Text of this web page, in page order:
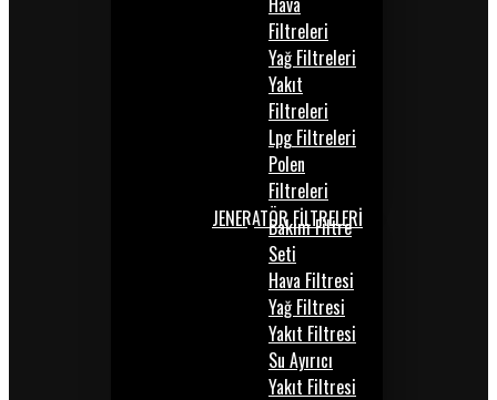
Filtreleri
Yağ Filtreleri
Yakıt
Filtreleri
Lpg Filtreleri
Polen
Filtreleri
JENERATÖR FİLTRELERİ
Bakım Filtre
Seti
Hava Filtresi
Yağ Filtresi
Yakıt Filtresi
Su Ayırıcı
Yakıt Filtresi